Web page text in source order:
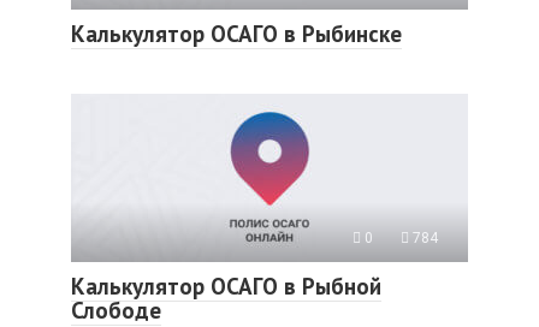
Калькулятор ОСАГО в Рыбинске
0 784
Калькулятор ОСАГО в Рыбной
Слободе